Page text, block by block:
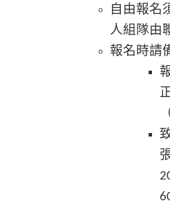
自由報名
人組隊由
報名時請